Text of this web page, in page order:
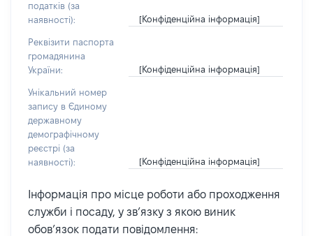
податків (за
наявності):
[Конфіденційна інформація]
Реквізити паспорта
громадянина
України:
[Конфіденційна інформація]
Унікальний номер
запису в Єдиному
державному
демографічному
реєстрі (за
наявності):
[Конфіденційна інформація]
Інформація про місце роботи або проходження
служби і посаду, у зв’язку з якою виник
обов’язок подати повідомлення: